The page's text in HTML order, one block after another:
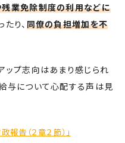
業免除制度の利用などに
たり、 同僚の負担増加を不
ップ志向はあまり感じられ
与について心配する声は見
告（２章２節）」